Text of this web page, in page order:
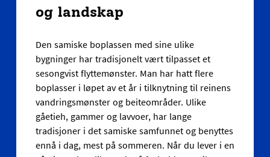
og landskap
Den samiske boplassen med sine ulike
bygninger har tradisjonelt vært tilpasset et
sesongvist flyttemønster. Man har hatt flere
boplasser i løpet av et år i tilknytning til reinens
vandringsmønster og beiteområder. Ulike
gåetieh, gammer og lavvoer, har lange
tradisjoner i det samiske samfunnet og benyttes
ennå i dag, mest på sommeren. Når du lever i en